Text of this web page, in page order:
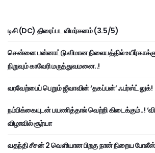
டிசி (DC) திரைப்பட விமர்சனம் (3.5/5)
சென்னை பன்னாட்டு விமான நிலையத்தில்
நிறுவும் காவேரி மருத்துவமனை..!
வரவேற்பைப் பெறும் ஜீவாவின் ‘தகப்பன்’ ஃபர்ஸ்ட் லுக்!
நம்பிக்கையுடன் பயணித்தால் வெற்றி கிடைக்கும்..!
விழாவில் சூர்யா
வதந்தி சீசன் 2 வெளியான பிறகு நான் நிறைய